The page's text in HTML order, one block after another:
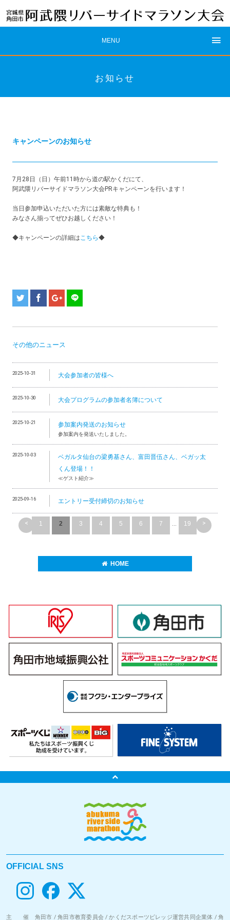
MENU
お知らせ
キャンペーンのお知らせ
7月28日（日）午前11時から道の駅かくだにて、
阿武隈リバーサイドマラソン大会PRキャンペーンを行います！
当日参加申込いただいた方には素敵な特典も！
みなさん揃ってぜひお越しください！
◆キャンペーンの詳細はこちら◆
その他のニュース
2025-10-31 大会参加者の皆様へ
2025-10-30 大会プログラムの参加者名簿について
2025-10-21 参加案内発送のお知らせ
参加案内を発送いたしました。
2025-10-03
ベガルタ仙台の梁勇基さん、富田晋伍さん、ベガッ太
くん登場！！
≪ゲスト紹介≫
2025-09-16 エントリー受付締切のお知らせ
< 1 2 3 4 5 6 7 ... 19 >
HOME
OFFICIAL SNS
主 催 角田市 / 角田市教育委員会 / かくだスポーツビレッジ運営共同企業体 / 角